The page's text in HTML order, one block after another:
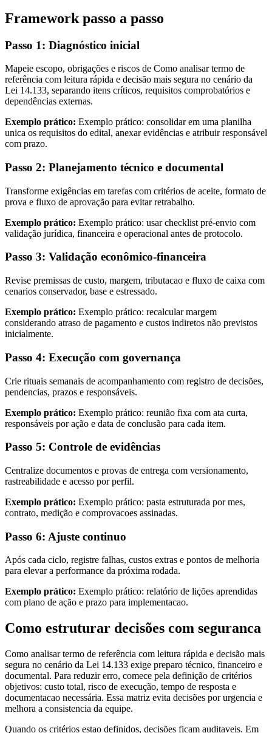
Framework passo a passo
Passo 1: Diagnóstico inicial
Mapeie escopo, obrigações e riscos de Como analisar termo de
referência com leitura rápida e decisão mais segura no cenário da
Lei 14.133, separando itens críticos, requisitos comprobatórios e
dependências externas.
Exemplo prático: Exemplo prático: consolidar em uma planilha
unica os requisitos do edital, anexar evidências e atribuir responsável
com prazo.
Passo 2: Planejamento técnico e documental
Transforme exigências em tarefas com critérios de aceite, formato de
prova e fluxo de aprovação para evitar retrabalho.
Exemplo prático: Exemplo prático: usar checklist pré-envio com
validação jurídica, financeira e operacional antes de protocolo.
Passo 3: Validação econômico-financeira
Revise premissas de custo, margem, tributacao e fluxo de caixa com
cenarios conservador, base e estressado.
Exemplo prático: Exemplo prático: recalcular margem
considerando atraso de pagamento e custos indiretos não previstos
inicialmente.
Passo 4: Execução com governança
Crie rituais semanais de acompanhamento com registro de decisões,
pendencias, prazos e responsáveis.
Exemplo prático: Exemplo prático: reunião fixa com ata curta,
responsáveis por ação e data de conclusão para cada item.
Passo 5: Controle de evidências
Centralize documentos e provas de entrega com versionamento,
rastreabilidade e acesso por perfil.
Exemplo prático: Exemplo prático: pasta estruturada por mes,
contrato, medição e comprovacoes assinadas.
Passo 6: Ajuste continuo
Após cada ciclo, registre falhas, custos extras e pontos de melhoria
para elevar a performance da próxima rodada.
Exemplo prático: Exemplo prático: relatório de lições aprendidas
com plano de ação e prazo para implementacao.
Como estruturar decisões com seguranca
Como analisar termo de referência com leitura rápida e decisão mais
segura no cenário da Lei 14.133 exige preparo técnico, financeiro e
documental. Para reduzir erro, comece pela definição de critérios
objetivos: custo total, risco de execução, tempo de resposta e
documentacao necessária. Essa matriz evita decisões por urgencia e
melhora a consistencia da equipe.
Quando os critérios estao definidos, decisões ficam auditaveis. Em